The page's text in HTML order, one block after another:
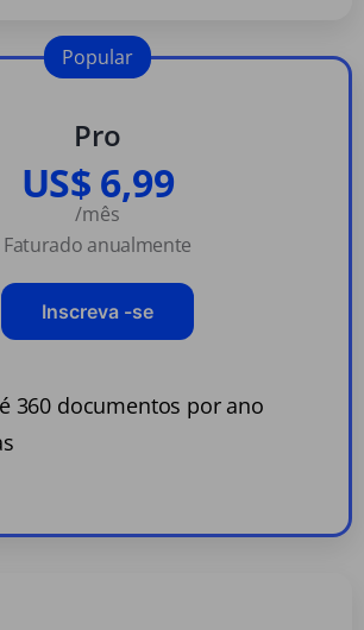
Pro
US$ 6,99
/mês
Faturado anualmente
Inscreva -se
360 documentos por ano
Popular